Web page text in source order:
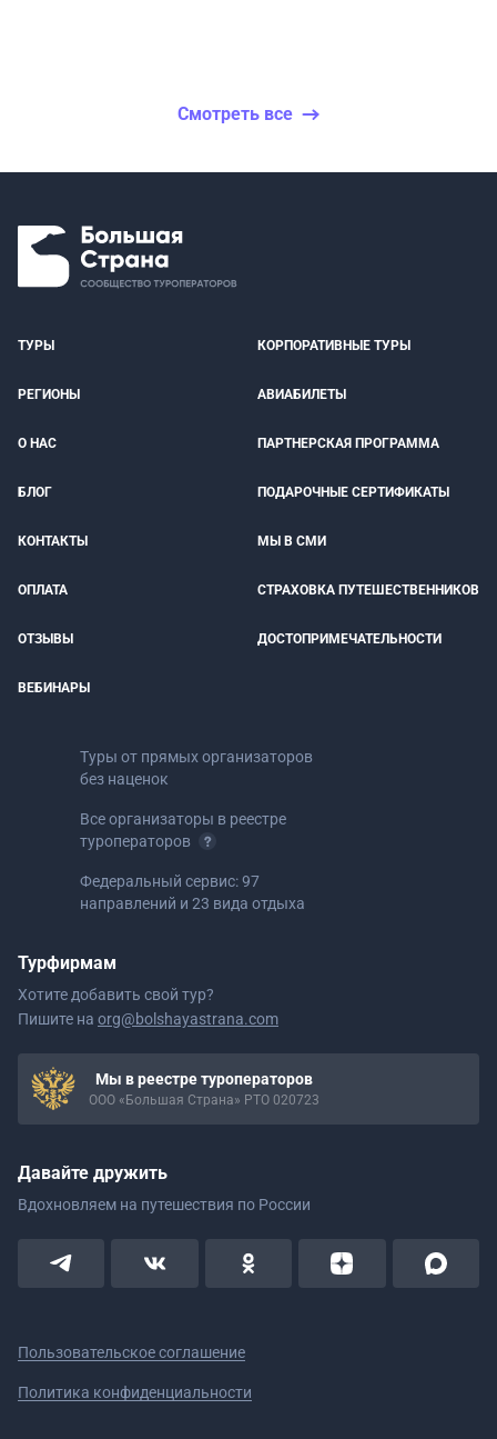
Смотреть все
ТУРЫ КОРПОРАТИВНЫЕ ТУРЫ
РЕГИОНЫ АВИАБИЛЕТЫ
О НАС ПАРТНЕРСКАЯ ПРОГРАММА
БЛОГ ПОДАРОЧНЫЕ СЕРТИФИКАТЫ
КОНТАКТЫ МЫ В СМИ
ОПЛАТА СТРАХОВКА ПУТЕШЕСТВЕННИКОВ
ОТЗЫВЫ ДОСТОПРИМЕЧАТЕЛЬНОСТИ
ВЕБИНАРЫ
Туры от прямых организаторов
без наценок
Все организаторы в реестре
туроператоров
Федеральный сервис: 97
направлений и 23 вида отдыха
Турфирмам
Хотите добавить свой тур?
Пишите на org@bolshayastrana.com
Мы в реестре туроператоров
ООО «Большая Страна» РТО 020723
Давайте дружить
Вдохновляем на путешествия по России
Пользовательское соглашение
Политика конфиденциальности